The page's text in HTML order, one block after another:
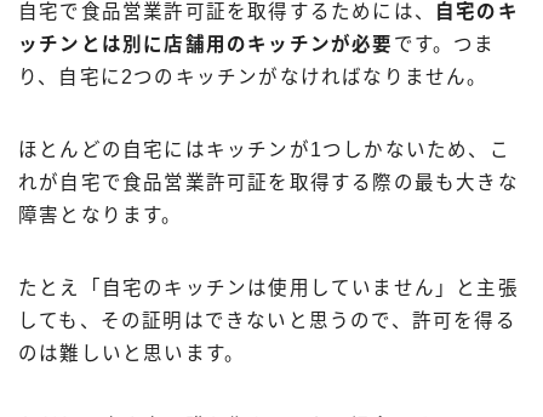
自宅で食品営業許可証を取得するためには、
自宅のキ
ッチンとは別に店舗用のキッチンが必要 です。つま
り、自宅に2つのキッチンがなければなりません。
ほとんどの自宅にはキッチンが1つしかないため、こ
れが自宅で食品営業許可証を取得する際の最も大きな
障害となります。
たとえ「自宅のキッチンは使用していません」と主張
しても、その証明はできないと思うので、許可を得る
のは難しいと思います。